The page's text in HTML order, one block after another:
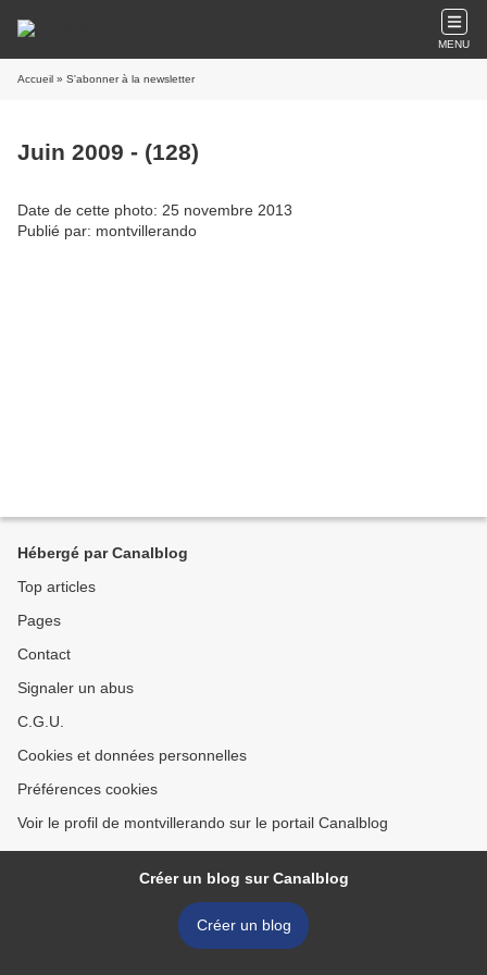
MENU
Accueil » S'abonner à la newsletter
Juin 2009 - (128)
Date de cette photo: 25 novembre 2013
Publié par: montvillerando
Hébergé par Canalblog
Top articles
Pages
Contact
Signaler un abus
C.G.U.
Cookies et données personnelles
Préférences cookies
Voir le profil de montvillerando sur le portail Canalblog
Créer un blog sur Canalblog
Créer un blog